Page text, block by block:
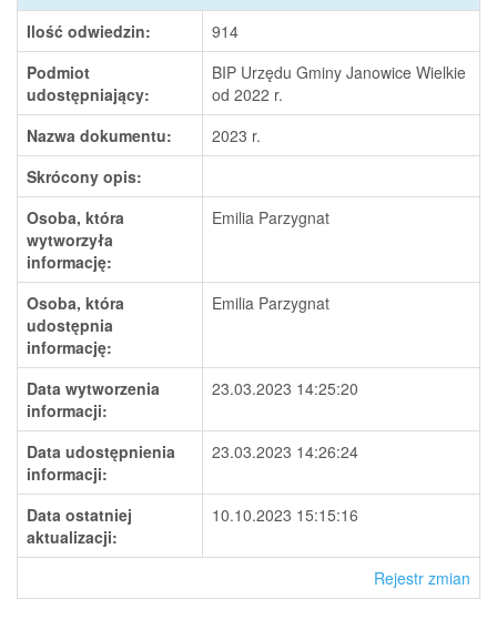
Ilość odwiedzin:
914
Podmiot
udostępniający:
BIP Urzędu Gminy Janowice Wielkie
od 2022 r.
Nazwa dokumentu:
2023 r.
Skrócony opis:
Osoba, która
wytworzyła
informację:
Emilia Parzygnat
Osoba, która
udostępnia
informację:
Emilia Parzygnat
Data wytworzenia
informacji:
23.03.2023 14:25:20
Data udostępnienia
informacji:
23.03.2023 14:26:24
Data ostatniej
aktualizacji:
10.10.2023 15:15:16
Rejestr zmian